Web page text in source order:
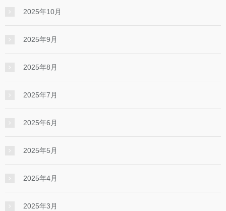
2025年10月
2025年9月
2025年8月
2025年7月
2025年6月
2025年5月
2025年4月
2025年3月